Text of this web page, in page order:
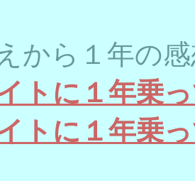
から１年の
トに１年乗
トに１年乗